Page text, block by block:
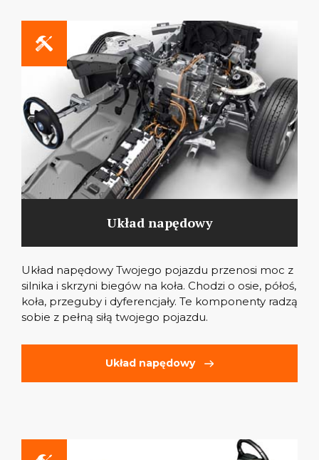
Układ napędowy
Układ napędowy Twojego pojazdu przenosi moc z
silnika i skrzyni biegów na koła. Chodzi o osie, półoś,
koła, przeguby i dyferencjały. Te komponenty radzą
sobie z pełną siłą twojego pojazdu.
Układ napędowy